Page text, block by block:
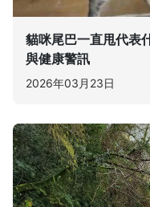
貓咪尾巴一直甩代表
與健康警訊
2026年03月23日